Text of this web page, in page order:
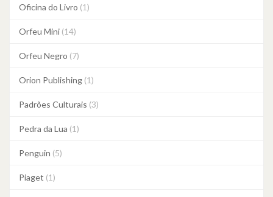
Oficina do Livro (1)
Orfeu Mini (14)
Orfeu Negro (7)
Orion Publishing (1)
Padrões Culturais (3)
Pedra da Lua (1)
Penguin (5)
Piaget (1)